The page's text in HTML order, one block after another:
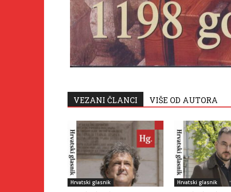
VEZANI ČLANCI VIŠE OD AUTORA
Hrvatski glasnik Hrvatski glasnik